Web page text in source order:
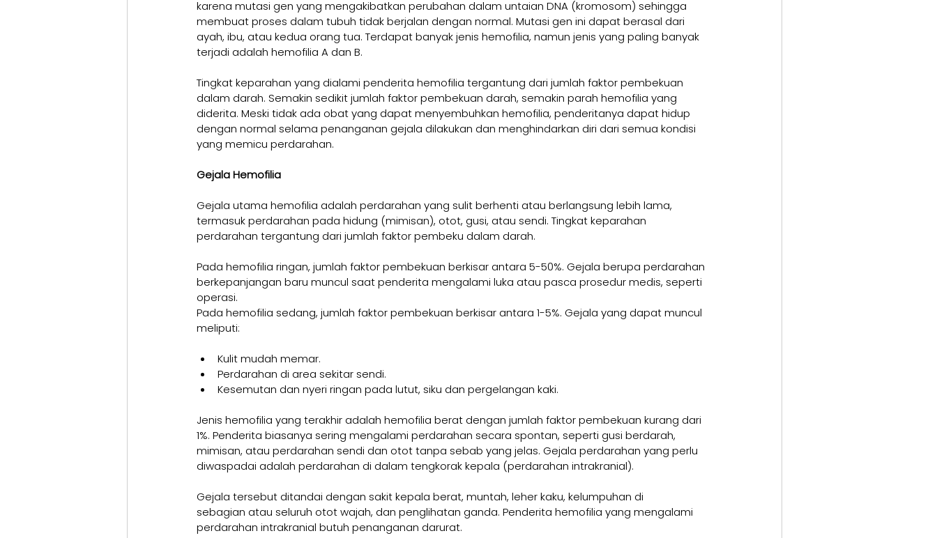
karena mutasi gen yang mengakibatkan perubahan dalam untaian DNA (kromosom) sehingga
membuat proses dalam tubuh tidak berjalan dengan normal. Mutasi gen ini dapat berasal dari
ayah, ibu, atau kedua orang tua. Terdapat banyak jenis hemofilia, namun jenis yang paling banyak
terjadi adalah hemofilia A dan B.
Tingkat keparahan yang dialami penderita hemofilia tergantung dari jumlah faktor pembekuan
dalam darah. Semakin sedikit jumlah faktor pembekuan darah, semakin parah hemofilia yang
diderita. Meski tidak ada obat yang dapat menyembuhkan hemofilia, penderitanya dapat hidup
dengan normal selama penanganan gejala dilakukan dan menghindarkan diri dari semua kondisi
yang memicu perdarahan.
Gejala Hemofilia
Gejala utama hemofilia adalah perdarahan yang sulit berhenti atau berlangsung lebih lama,
termasuk perdarahan pada hidung (mimisan), otot, gusi, atau sendi. Tingkat keparahan
perdarahan tergantung dari jumlah faktor pembeku dalam darah.
Pada hemofilia ringan, jumlah faktor pembekuan berkisar antara 5-50%. Gejala berupa perdarahan
berkepanjangan baru muncul saat penderita mengalami luka atau pasca prosedur medis, seperti
operasi.
Pada hemofilia sedang, jumlah faktor pembekuan berkisar antara 1-5%. Gejala yang dapat muncul
meliputi:
Kulit mudah memar.
Perdarahan di area sekitar sendi.
Kesemutan dan nyeri ringan pada lutut, siku dan pergelangan kaki.
Jenis hemofilia yang terakhir adalah hemofilia berat dengan jumlah faktor pembekuan kurang dari
1%. Penderita biasanya sering mengalami perdarahan secara spontan, seperti gusi berdarah,
mimisan, atau perdarahan sendi dan otot tanpa sebab yang jelas. Gejala perdarahan yang perlu
diwaspadai adalah perdarahan di dalam tengkorak kepala (perdarahan intrakranial).
Gejala tersebut ditandai dengan sakit kepala berat, muntah, leher kaku, kelumpuhan di
sebagian atau seluruh otot wajah, dan penglihatan ganda. Penderita hemofilia yang mengalami
perdarahan intrakranial butuh penanganan darurat.